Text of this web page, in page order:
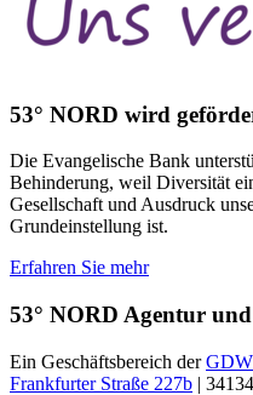
53° NORD wird
Die Evangelische Bank
Behinderung, weil Diversität
Gesellschaft und Ausdruck
Grundeinstellung ist.
Erfahren Sie mehr
53° NORD Agentur
Ein Geschäftsbereich der
Frankfurter Straße 227b |